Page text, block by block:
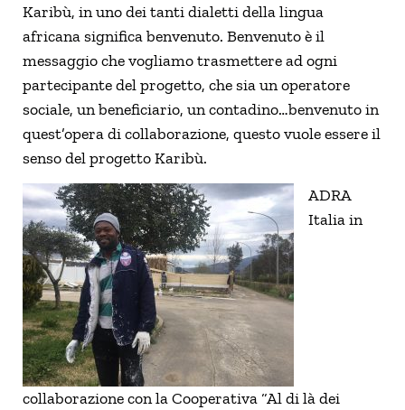
Karibù, in uno dei tanti dialetti della lingua
africana significa benvenuto. Benvenuto è il
messaggio che vogliamo trasmettere ad ogni
partecipante del progetto, che sia un operatore
sociale, un beneficiario, un contadino…benvenuto in
quest’opera di collaborazione, questo vuole essere il
senso del progetto Karibù.
ADRA
Italia in
collaborazione con la Cooperativa “Al di là dei